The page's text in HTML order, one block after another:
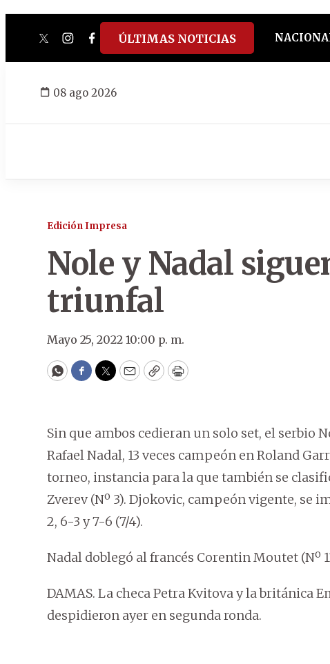
twitterinstagram
facebook
tiktokyoutube
spotify
ÚLTIMAS NOTICIAS
08 ago 2026
Edición Impresa
Nole y Nadal
triunfal
Mayo 25, 2022 10:00 p. m.
WhatsApp
Facebook
Twitter
EmailCopyPrint
Sin que ambos cedieran un solo set, el serbio
Rafael Nadal, 13 veces campeón en Roland
torneo, instancia para la que también se
Zverev (Nº 3). Djokovic, campeón vigente, se
2, 6-3 y 7-6 (7/4).
Nadal doblegó al francés Corentin Moutet (Nº
DAMAS. La checa Petra Kvitova y la británica
despidieron ayer en segunda ronda.